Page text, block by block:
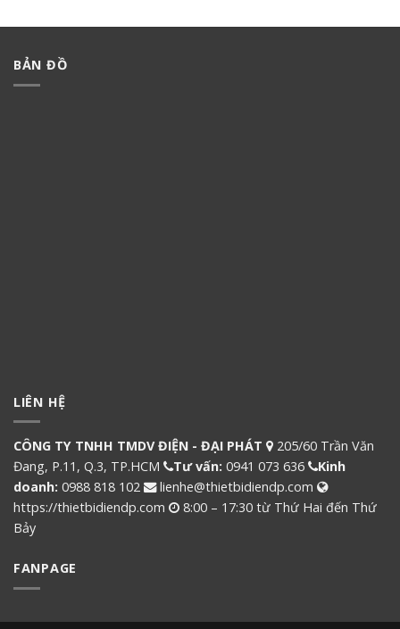
BẢN ĐỒ
LIÊN HỆ
CÔNG TY TNHH TMDV ĐIỆN - ĐẠI PHÁT
205/60 Trần Văn
Đang, P.11, Q.3, TP.HCM
Tư vấn: 0941 073 636
Kinh
doanh: 0988 818 102
lienhe@thietbidiendp.com
https://thietbidiendp.com
8:00 – 17:30 từ Thứ Hai đến Thứ
Bảy
FANPAGE